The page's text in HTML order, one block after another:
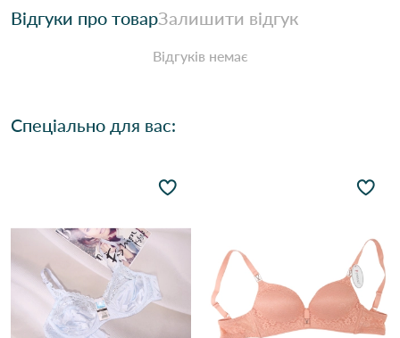
Відгуки про товарЗалишити відгук
Відгуків немає
Спеціально для вас: